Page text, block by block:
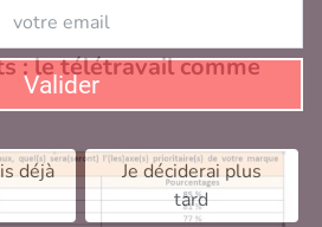
: le télétravail comme
Valider
déjà
Je déciderai plus
tard